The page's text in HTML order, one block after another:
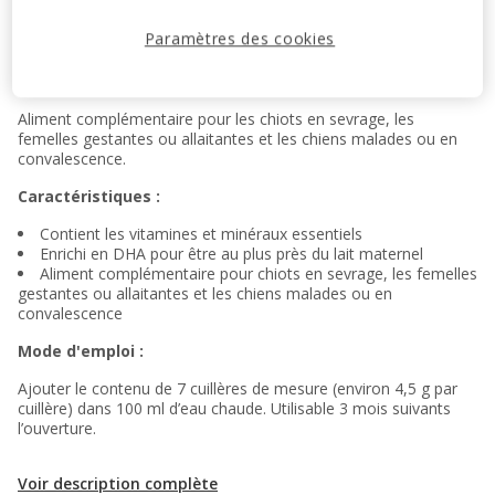
Aliment complémentaire pour les chiots en sevrage, les
femelles gestantes ou allaitantes et les chiens malades ou en
convalescence.
Caractéristiques :
Contient les vitamines et minéraux essentiels
Enrichi en DHA pour être au plus près du lait maternel
Aliment complémentaire pour chiots en sevrage, les femelles
gestantes ou allaitantes et les chiens malades ou en
convalescence
Mode d'emploi :
Ajouter le contenu de 7 cuillères de mesure (environ 4,5 g par
cuillère) dans 100 ml d’eau chaude. Utilisable 3 mois suivants
l’ouverture.
Voir description complète
Paramètres des cookies